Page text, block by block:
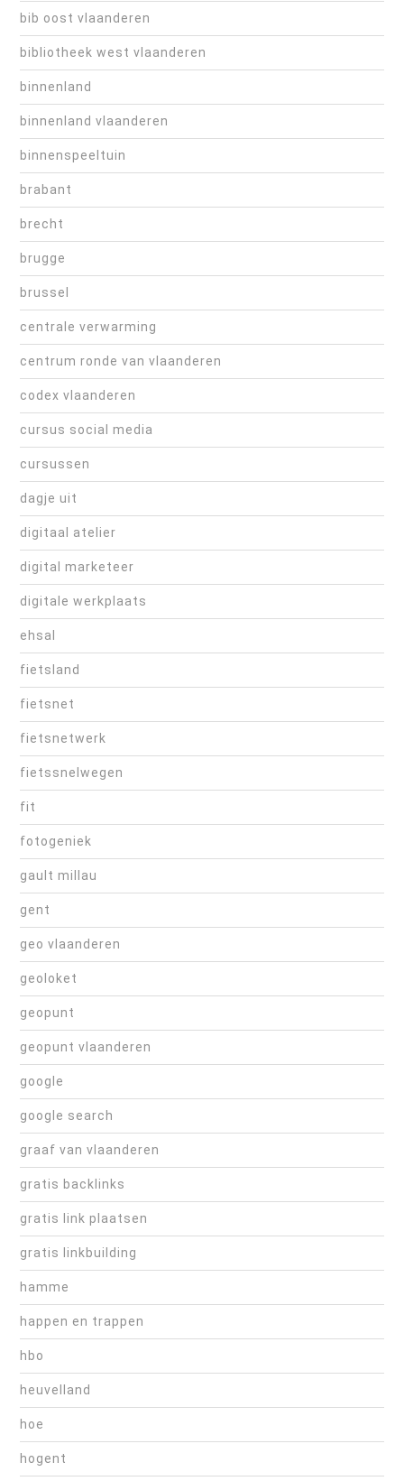
bib oost vlaanderen
bibliotheek west vlaanderen
binnenland
binnenland vlaanderen
binnenspeeltuin
brabant
brecht
brugge
brussel
centrale verwarming
centrum ronde van vlaanderen
codex vlaanderen
cursus social media
cursussen
dagje uit
digitaal atelier
digital marketeer
digitale werkplaats
ehsal
fietsland
fietsnet
fietsnetwerk
fietssnelwegen
fit
fotogeniek
gault millau
gent
geo vlaanderen
geoloket
geopunt
geopunt vlaanderen
google
google search
graaf van vlaanderen
gratis backlinks
gratis link plaatsen
gratis linkbuilding
hamme
happen en trappen
hbo
heuvelland
hoe
hogent